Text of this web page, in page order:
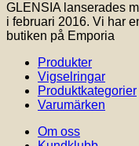
GLENSIA lanserades
i februari 2016. Vi har
butiken på Emporia
Produkter
Vigselringar
Produktkategorier
Varumärken
Om oss